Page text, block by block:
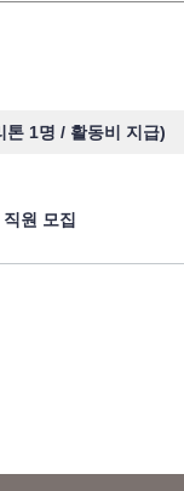
톤 1명 / 활동비 지급)
원 모집